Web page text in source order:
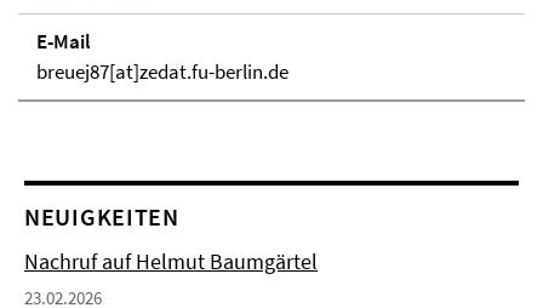
E-Mail
breuej87[at]zedat.fu-berlin.de
NEUIGKEITEN
Nachruf auf Helmut Baumgärtel
23.02.2026